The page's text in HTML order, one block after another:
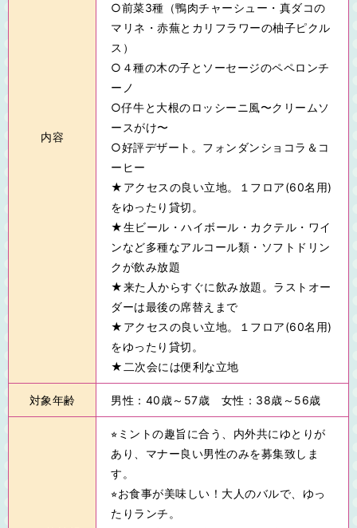
内容
○前菜3種（鴨肉チャーシュー・真ダコの
マリネ・赤蕪とカリフラワーの柚子ピクル
ス）
○４種の木の子とソーセージのペペロンチ
ーノ
○仔牛と大根のロッシーニ風〜クリームソ
ースがけ〜
○好評デザート。フォンダンショコラ＆コ
ーヒー
★アクセスの良い立地。１フロア(60名用)
をゆったり貸切。
★生ビール・ハイボール・カクテル・ワイ
ンなど多種なアルコール類・ソフトドリン
クが飲み放題
★来た人からすぐに飲み放題。ラストオー
ダーは最後の席替えまで
★アクセスの良い立地。１フロア(60名用)
をゆったり貸切。
★二次会には便利な立地
対象年齢 男性：40歳～57歳 女性：38歳～56歳
⭐︎ミントの趣旨に合う、内外共にゆとりが
あり、マナー良い男性のみを募集致しま
す。
⭐︎お食事が美味しい！大人のバルで、ゆっ
たりランチ。